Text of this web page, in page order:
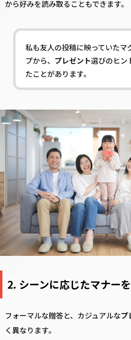
から好みを読み取ることもできます。
私も友人の投稿に映っていたマ
プから、 プレゼント選びのヒン
たことがあります。
2. シーンに応じたマナー
フォーマルな贈答と、カジュアルなプ
く異なります。